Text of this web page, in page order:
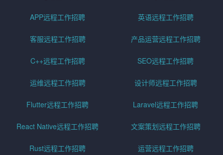
APP远程工作招聘 英语远程工作招聘
客服远程工作招聘 产品运营远程工作招聘
C++远程工作招聘 SEO远程工作招聘
运维远程工作招聘 设计师远程工作招聘
Flutter远程工作招聘 Laravel远程工作招聘
React Native远程工作招聘 文案策划远程工作招聘
Rust远程工作招聘 运营远程工作招聘